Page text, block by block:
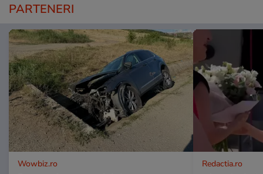
PARTENERI
Wowbiz.ro Redactia.ro